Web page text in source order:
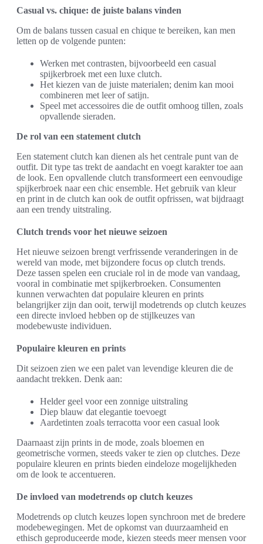
Casual vs. chique: de juiste balans vinden
Om de balans tussen casual en chique te bereiken, kan men
letten op de volgende punten:
Werken met contrasten, bijvoorbeeld een casual
spijkerbroek met een luxe clutch.
Het kiezen van de juiste materialen; denim kan mooi
combineren met leer of satijn.
Speel met accessoires die de outfit omhoog tillen, zoals
opvallende sieraden.
De rol van een statement clutch
Een statement clutch kan dienen als het centrale punt van de
outfit. Dit type tas trekt de aandacht en voegt karakter toe aan
de look. Een opvallende clutch transformeert een eenvoudige
spijkerbroek naar een chic ensemble. Het gebruik van kleur
en print in de clutch kan ook de outfit opfrissen, wat bijdraagt
aan een trendy uitstraling.
Clutch trends voor het nieuwe seizoen
Het nieuwe seizoen brengt verfrissende veranderingen in de
wereld van mode, met bijzondere focus op clutch trends.
Deze tassen spelen een cruciale rol in de mode van vandaag,
vooral in combinatie met spijkerbroeken. Consumenten
kunnen verwachten dat populaire kleuren en prints
belangrijker zijn dan ooit, terwijl modetrends op clutch keuzes
een directe invloed hebben op de stijlkeuzes van
modebewuste individuen.
Populaire kleuren en prints
Dit seizoen zien we een palet van levendige kleuren die de
aandacht trekken. Denk aan:
Helder geel voor een zonnige uitstraling
Diep blauw dat elegantie toevoegt
Aardetinten zoals terracotta voor een casual look
Daarnaast zijn prints in de mode, zoals bloemen en
geometrische vormen, steeds vaker te zien op clutches. Deze
populaire kleuren en prints bieden eindeloze mogelijkheden
om de look te accentueren.
De invloed van modetrends op clutch keuzes
Modetrends op clutch keuzes lopen synchroon met de bredere
modebewegingen. Met de opkomst van duurzaamheid en
ethisch geproduceerde mode, kiezen steeds meer mensen voor